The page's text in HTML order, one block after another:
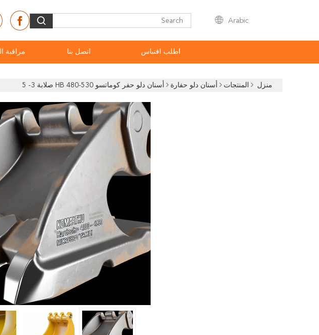
Arabic
مراقبة اتصل بنا اطلب اقتباس
منزل المنتجات أسنان دلو حفارة أسنان دلو حفر كوماتسو HB 480-530 صلابة 3- 5